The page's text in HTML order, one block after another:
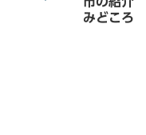
みどころ